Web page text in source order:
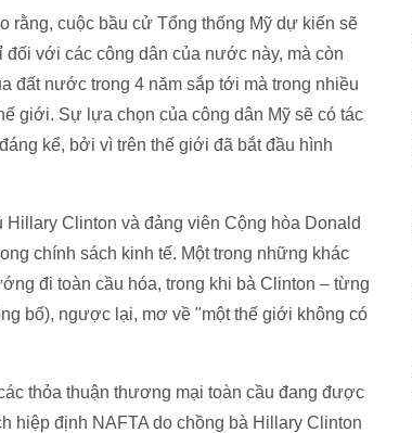
rằng, cuộc bầu cử Tổng thống Mỹ dự kiến sẽ
với các công dân của nước này, mà còn
đất nước trong 4 năm sắp tới mà trong nhiều
giới. Sự lựa chọn của công dân Mỹ sẽ có tác
kể, bởi vì trên thế giới đã bắt đầu hình
Clinton và đảng viên Cộng hòa Donald
chính sách kinh tế. Một trong những khác
đi toàn cầu hóa, trong khi bà Clinton – từng
bố), ngược lại, mơ về "một thế giới không có
thỏa thuận thương mại toàn cầu đang được
hiệp định NAFTA do chồng bà Hillary Clinton